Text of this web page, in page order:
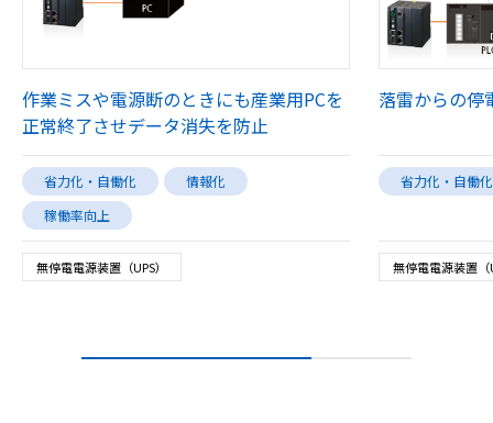
作業ミスや電源断のときにも産業用PCを
正常終了させデータ消失を防止
省力化・自働化
情報化
稼働率向上
無停電電源装置（UPS）
落雷からの停
省力化・自働化
無停電電源装置（